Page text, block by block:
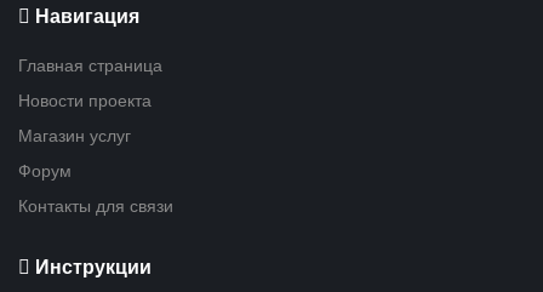
Навигация
Главная страница
Новости проекта
Магазин услуг
Форум
Контакты для связи
Инструкции